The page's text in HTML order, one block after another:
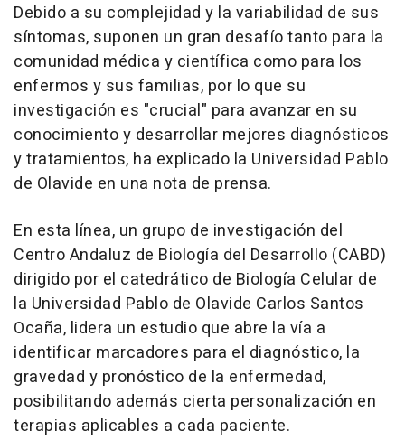
Debido a su complejidad y la variabilidad de sus
síntomas, suponen un gran desafío tanto para la
comunidad médica y científica como para los
enfermos y sus familias, por lo que su
investigación es "crucial" para avanzar en su
conocimiento y desarrollar mejores diagnósticos
y tratamientos, ha explicado la Universidad Pablo
de Olavide en una nota de prensa.
En esta línea, un grupo de investigación del
Centro Andaluz de Biología del Desarrollo (CABD)
dirigido por el catedrático de Biología Celular de
la Universidad Pablo de Olavide Carlos Santos
Ocaña, lidera un estudio que abre la vía a
identificar marcadores para el diagnóstico, la
gravedad y pronóstico de la enfermedad,
posibilitando además cierta personalización en
terapias aplicables a cada paciente.